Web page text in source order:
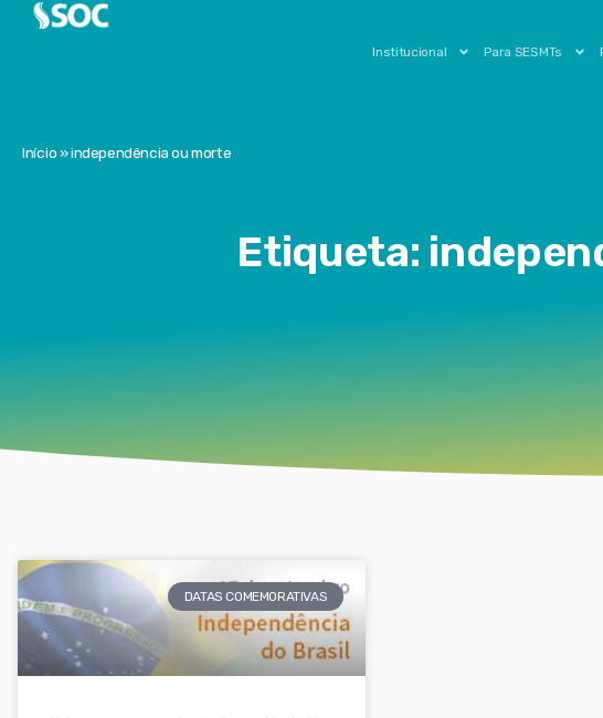
Institucional Para SESMTs
Início»independência ou morte
Etiqueta:
DATAS COMEMORATIVAS